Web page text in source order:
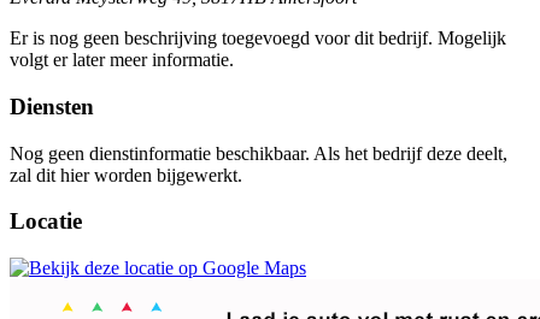
Er is nog geen beschrijving toegevoegd voor dit bedrijf. Mogelijk
volgt er later meer informatie.
Diensten
Nog geen dienstinformatie beschikbaar. Als het bedrijf deze deelt,
zal dit hier worden bijgewerkt.
Locatie